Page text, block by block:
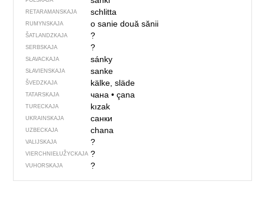
RETARAMANSKAJA schlitta
RUMYNSKAJA o saniedouă sănii
ŠATLANDZKAJA ?
SERBSKAJA ?
SŁAVACKAJA sánky
SŁAVIENSKAJA sanke
ŠVEDZKAJA kälke, släde
TATARSKAJA чана• çana
TURECKAJA kızak
UKRAINSKAJA санки
UZBECKAJA chana
VALIJSKAJA ?
VIERCHNIE­ŁUŽYCKAJA ?
VUHORSKAJA ?